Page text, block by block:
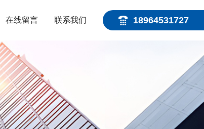
18964531727
在线留言 联系我们